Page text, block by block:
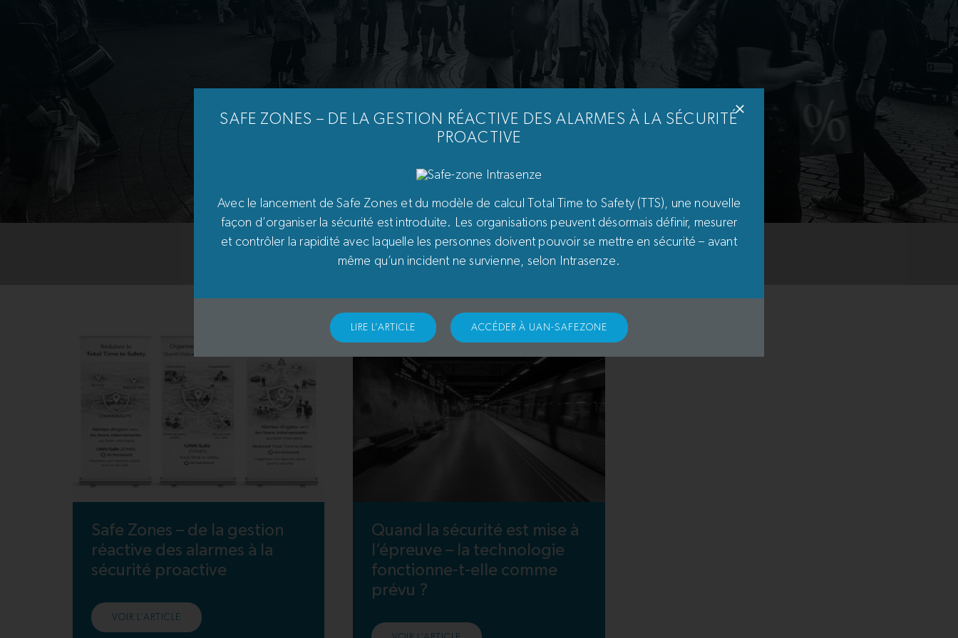
Découvrez les dernières nouveautés d’Intrasenze
Safe Zones – de la gestion
réactive des alarmes à la
sécurité proactive
VOIR L’ARTICLE
Quand la sécurité est mise à
l’épreuve – la technologie
fonctionne-t-elle comme
prévu ?
SAFE ZONES – DE LA GESTION RÉACTIVE DES ALARMES À LA SÉCURITÉ
PROACTIVE
Avec le lancement de Safe Zones et du modèle de calcul Total Time to Safety (TTS), une nouvelle
façon d’organiser la sécurité est introduite. Les organisations peuvent désormais définir, mesurer
et contrôler la rapidité avec laquelle les personnes doivent pouvoir se mettre en sécurité – avant
même qu’un incident ne survienne, selon Intrasenze.
LIRE L’ARTICLE ACCÉDER À UAN-SAFEZONE